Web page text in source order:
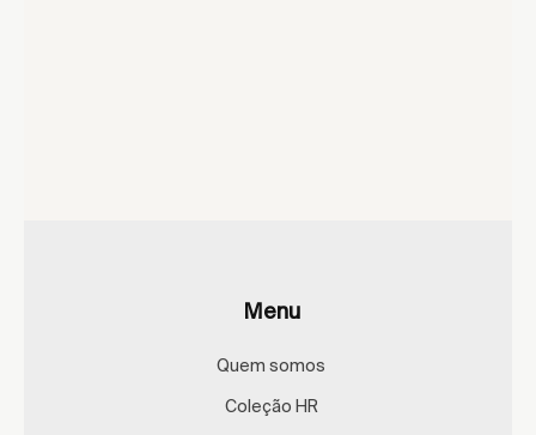
Menu
Quem somos
Coleção HR